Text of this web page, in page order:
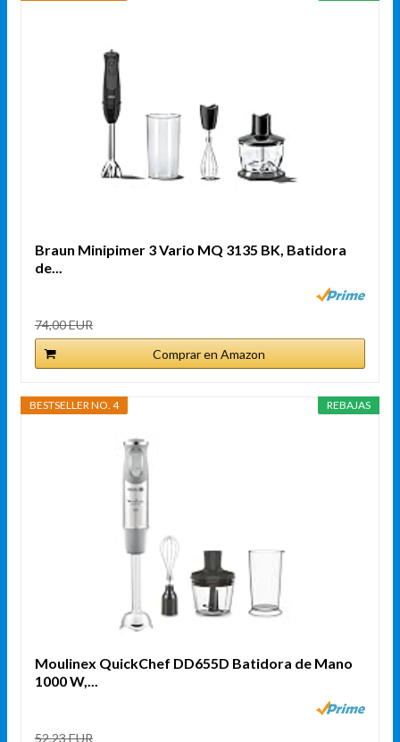
Braun Minipimer 3 Vario MQ 3135 BK, Batidora
de...
74,00 EUR
Comprar en Amazon
REBAJAS
BESTSELLER NO. 4
Moulinex QuickChef DD655D Batidora de Mano
1000 W,...
52,23 EUR